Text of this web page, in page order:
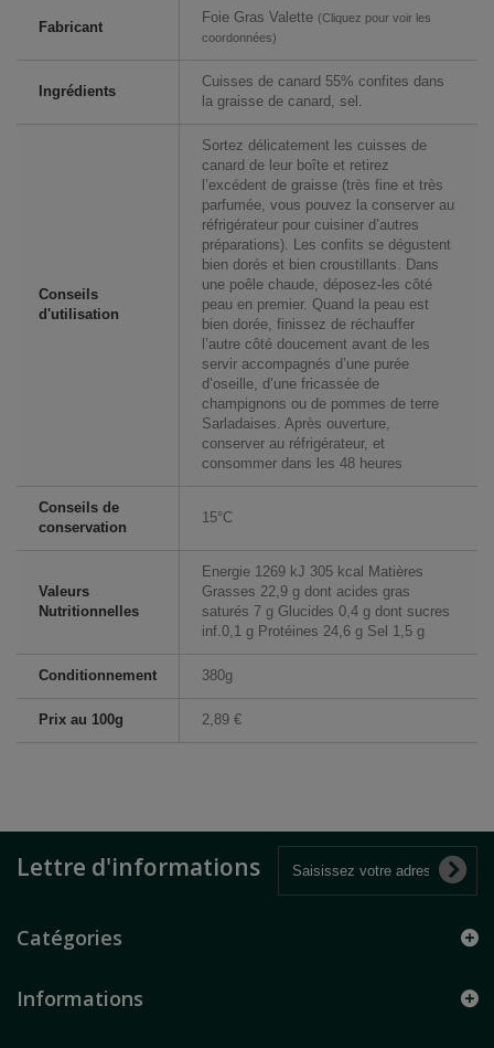
Fabricant
Foie Gras Valette (Cliquez pour voir les
coordonnées)
Ingrédients
Cuisses de canard 55% confites dans
la graisse de canard, sel.
Conseils
d'utilisation
Sortez délicatement les cuisses de
canard de leur boîte et retirez
l’excédent de graisse (très fine et très
parfumée, vous pouvez la conserver au
réfrigérateur pour cuisiner d’autres
préparations). Les confits se dégustent
bien dorés et bien croustillants. Dans
une poêle chaude, déposez-les côté
peau en premier. Quand la peau est
bien dorée, finissez de réchauffer
l’autre côté doucement avant de les
servir accompagnés d’une purée
d’oseille, d’une fricassée de
champignons ou de pommes de terre
Sarladaises. Après ouverture,
conserver au réfrigérateur, et
consommer dans les 48 heures
Conseils de
conservation
15°C
Valeurs
Nutritionnelles
Energie 1269 kJ 305 kcal Matières
Grasses 22,9 g dont acides gras
saturés 7 g Glucides 0,4 g dont sucres
inf.0,1 g Protéines 24,6 g Sel 1,5 g
Conditionnement 380g
Prix au 100g 2,89 €
Lettre d'informations
Catégories
Informations